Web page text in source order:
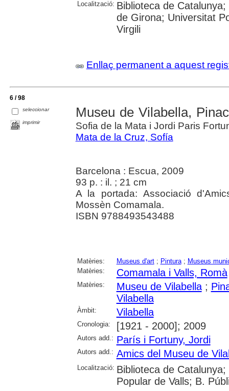
Localització: Biblioteca de
de Girona; Universitat
Virgili
Enllaç permanent a aquest
6 / 98
seleccionar
imprimir
Museu de Vilabella,
Sofia de la Mata i Jordi Paris
Mata de la Cruz, Sofía
Barcelona : Escua, 2009
93 p. : il. ; 21 cm
A la portada: Associació
Mossèn Comamala.
ISBN 9788493543488
Matèries: Museus d'art; Pintura; Museus
Matèries:
Comamala i Valls, Romà
Matèries: Museu de Vilabella;
Vilabella
Àmbit: Vilabella
Cronologia: [1921 - 2000]; 2009
Autors add.: París i Fortuny, Jordi
Autors add.: Amics del Museu de
Localització: Biblioteca de
Popular de Valls; B.